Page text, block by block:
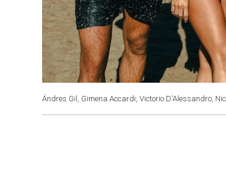
Ándres Gil, Gimena Accardi, Victorio D'Alessandro,